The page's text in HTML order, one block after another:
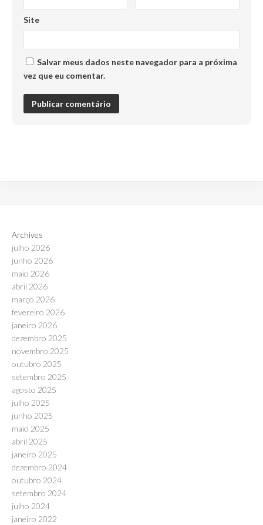
Site
Salvar meus dados neste navegador para a próxima
vez que eu comentar.
Archives
julho 2026
junho 2026
maio 2026
abril 2026
março 2026
fevereiro 2026
janeiro 2026
dezembro 2025
novembro 2025
outubro 2025
setembro 2025
agosto 2025
julho 2025
junho 2025
maio 2025
abril 2025
janeiro 2025
dezembro 2024
outubro 2024
setembro 2024
julho 2024
janeiro 2022